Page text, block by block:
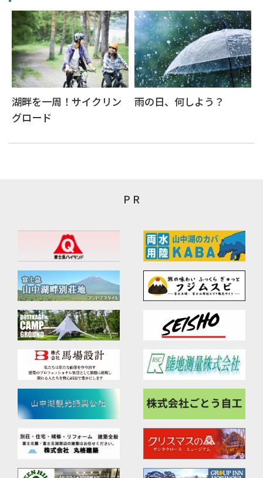
湖畔を一周！サイクリン
グロード
雨の日、何しよう？
P R